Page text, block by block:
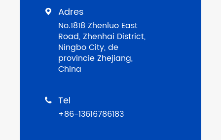
 Adres
No.1818 Zhenluo East
Road, Zhenhai District,
Ningbo City, de
provincie Zhejiang,
China
 Tel
+86-13616786183